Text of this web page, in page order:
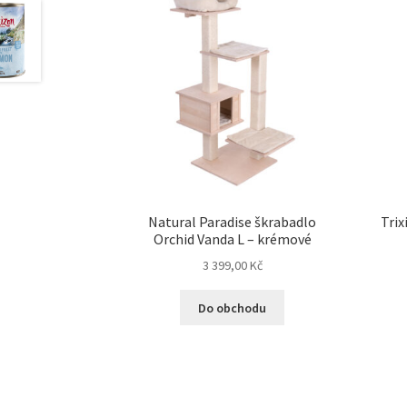
Natural Paradise škrabadlo
Orchid Vanda L – krémové
3 399,00Kč
Do obchodu